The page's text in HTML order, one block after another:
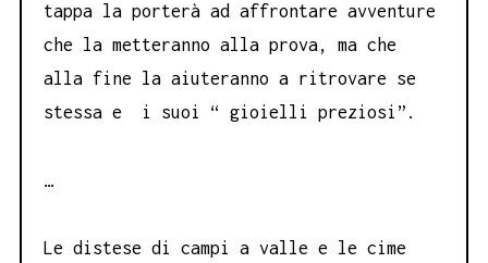
tappa la porterà ad affrontare avventure
che la metteranno alla prova, ma che
alla fine la aiuteranno a ritrovare se
stessa e i suoi “ gioielli preziosi”.
…
Le distese di campi a valle e le cime